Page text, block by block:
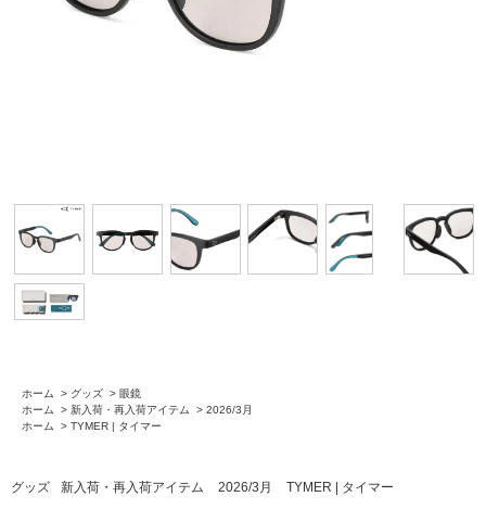
ホーム > グッズ > 眼鏡
ホーム
> 新入荷・再入荷アイテム > 2026/3月
ホーム
> TYMER | タイマー
グッズ 新入荷・再入荷アイテム 2026/3月 TYMER | タイマー